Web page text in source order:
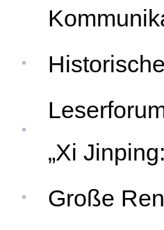
„Xi
Große